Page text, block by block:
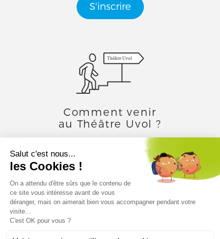
S'inscrire
Théâtre Uvol
Comment venir
au Théâtre Uvol ?
Toutes les infos